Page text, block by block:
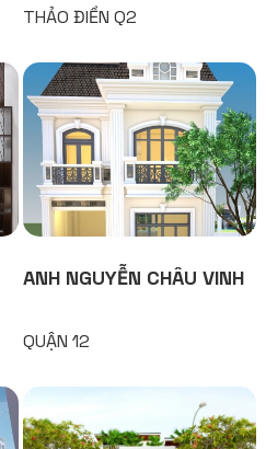
THẢO ĐIỀN Q2
ANH NGUYỄN CHÂU VINH
QUẬN 12